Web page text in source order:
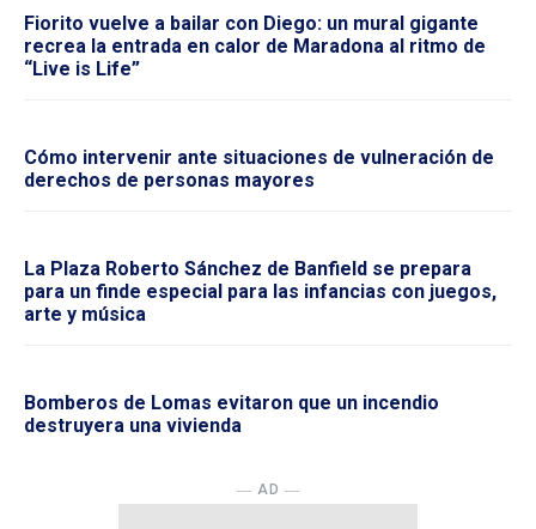
Fiorito vuelve a bailar con Diego: un mural gigante
recrea la entrada en calor de Maradona al ritmo de
“Live is Life”
Cómo intervenir ante situaciones de vulneración de
derechos de personas mayores
La Plaza Roberto Sánchez de Banfield se prepara
para un finde especial para las infancias con juegos,
arte y música
Bomberos de Lomas evitaron que un incendio
destruyera una vivienda
― AD ―